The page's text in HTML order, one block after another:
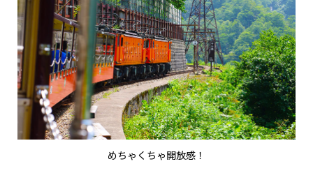
めちゃくちゃ開放感！